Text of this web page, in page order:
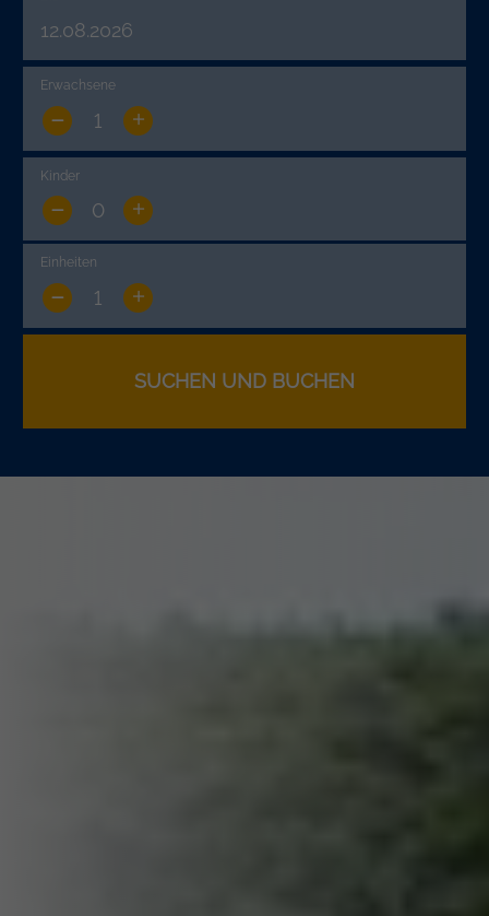
Erwachsene
Kinder
Einheiten
SUCHEN UND BUCHEN
SUCHEN UND BUCHEN
Bis
SUCHEN UND BUCHEN
Station
Fahrzeuggruppe
SUCHEN UND BUCHEN